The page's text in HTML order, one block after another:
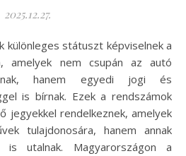
2025.12.27.
amelyek nem csupán az autó
hanem egyedi jogi és
is bírnak. Ezek a rendszámok
jegyekkel rendelkeznek, amelyek
tulajdonosára, hanem annak
is utalnak. Magyarországon a